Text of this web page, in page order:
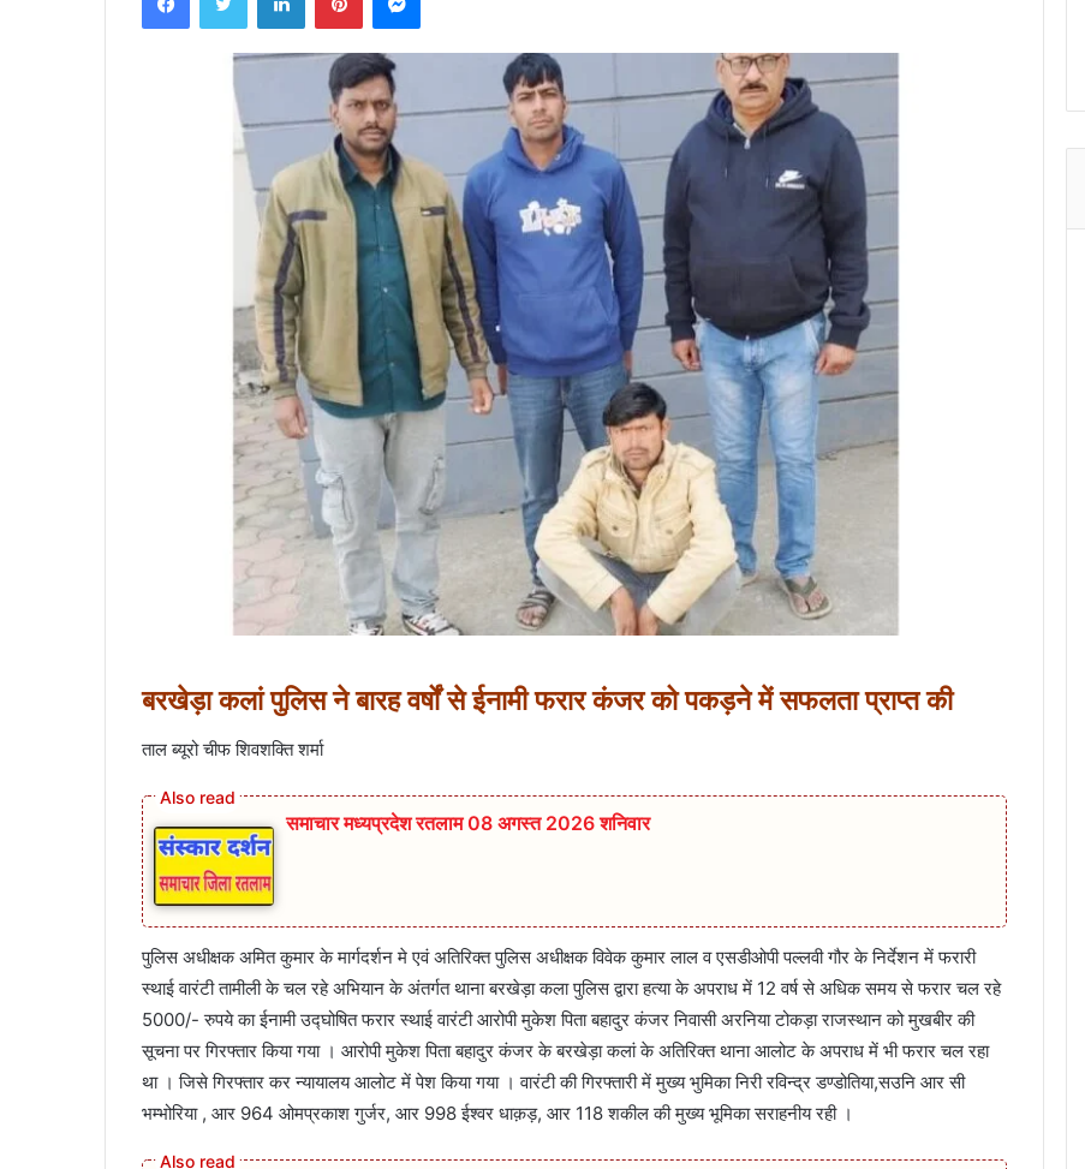
बरखेड़ा कलां पुलिस ने बारह वर्षों से ईनामी फरार कंजर को पकड़ने में सफलता प्राप्त की
ताल ब्यूरो चीफ शिवशक्ति शर्मा
समाचार मध्यप्रदेश रतलाम 08 अगस्त 2026 शनिवार
पुलिस अधीक्षक अमित कुमार के मार्गदर्शन मे एवं अतिरिक्त पुलिस अधीक्षक विवेक कुमार लाल व एसडीओपी पल्लवी गौर के निर्देशन में फरारी
स्थाई वारंटी तामीली के चल रहे अभियान के अंतर्गत थाना बरखेड़ा कला पुलिस द्वारा हत्या के अपराध में 12 वर्ष से अधिक समय से फरार चल रहे
5000/- रुपये का ईनामी उद्घोषित फरार स्थाई वारंटी आरोपी मुकेश पिता बहादुर कंजर निवासी अरनिया टोकड़ा राजस्थान को मुखबीर की
सूचना पर गिरफ्तार किया गया । आरोपी मुकेश पिता बहादुर कंजर के बरखेड़ा कलां के अतिरिक्त थाना आलोट के अपराध में भी फरार चल रहा
था । जिसे गिरफ्तार कर न्यायालय आलोट में पेश किया गया । वारंटी की गिरफ्तारी में मुख्य भुमिका निरी रविन्द्र डण्डोतिया,सउनि आर सी
भम्भोरिया , आर 964 ओमप्रकाश गुर्जर, आर 998 ईश्वर धाक़ड़, आर 118 शकील की मुख्य भूमिका सराहनीय रही ।